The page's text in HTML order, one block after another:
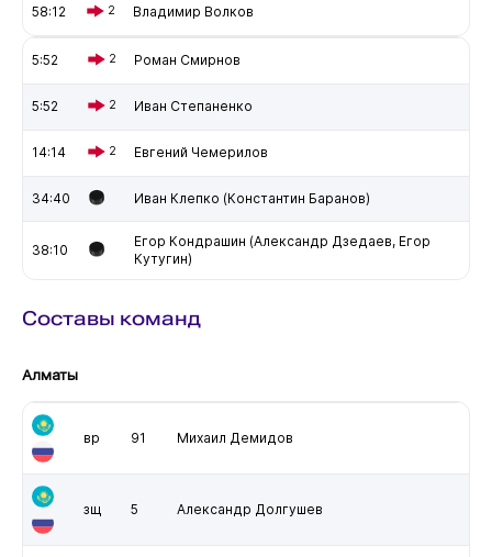
58:12 2 Владимир Волков
5:52 2 Роман Смирнов
5:52 2 Иван Степаненко
14:14 2 Евгений Чемерилов
34:40 Иван Клепко (Константин Баранов)
38:10
Егор Кондрашин (Александр Дзедаев, Егор
Кутугин)
Составы команд
Алматы
вр 91 Михаил Демидов
зщ 5 Александр Долгушев